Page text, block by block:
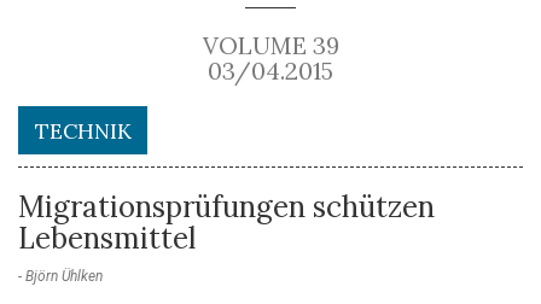
VOLUME 39
03/04.2015
TECHNIK
Migrationsprüfungen schützen
Lebensmittel
Björn Ühlken